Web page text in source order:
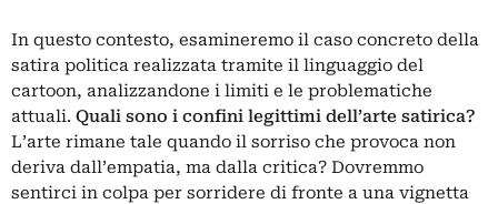
In questo contesto, esamineremo il caso concreto della
satira politica realizzata tramite il linguaggio del
cartoon, analizzandone i limiti e le problematiche
attuali. Quali sono i confini legittimi dell’arte satirica?
L’arte rimane tale quando il sorriso che provoca non
deriva dall’empatia, ma dalla critica? Dovremmo
sentirci in colpa per sorridere di fronte a una vignetta